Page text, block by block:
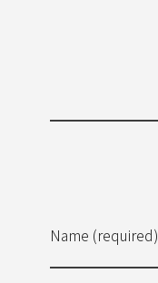
Name (required)